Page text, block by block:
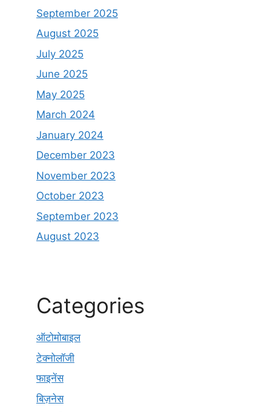
September 2025
August 2025
July 2025
June 2025
May 2025
March 2024
January 2024
December 2023
November 2023
October 2023
September 2023
August 2023
Categories
ऑटोमोबाइल
टेक्नोलॉजी
फाइनेंस
बिज़नेस